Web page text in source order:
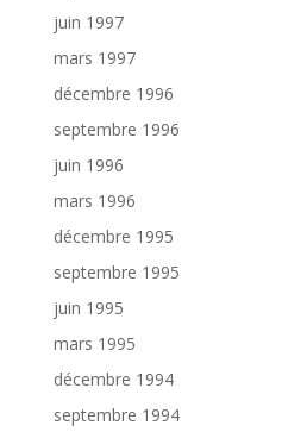
juin 1997
mars 1997
décembre 1996
septembre 1996
juin 1996
mars 1996
décembre 1995
septembre 1995
juin 1995
mars 1995
décembre 1994
septembre 1994